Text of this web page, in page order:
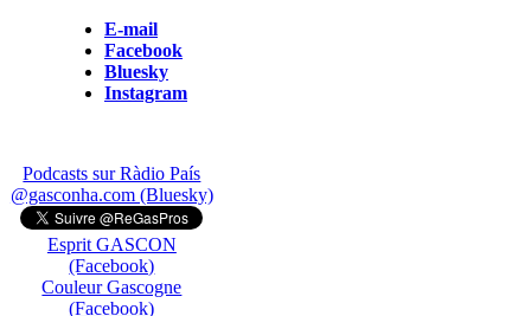
E-mail
Facebook
Bluesky
Instagram
Podcasts sur Ràdio País
@gasconha.com (Bluesky)
Esprit GASCON
(Facebook)
Couleur Gascogne
(Facebook)